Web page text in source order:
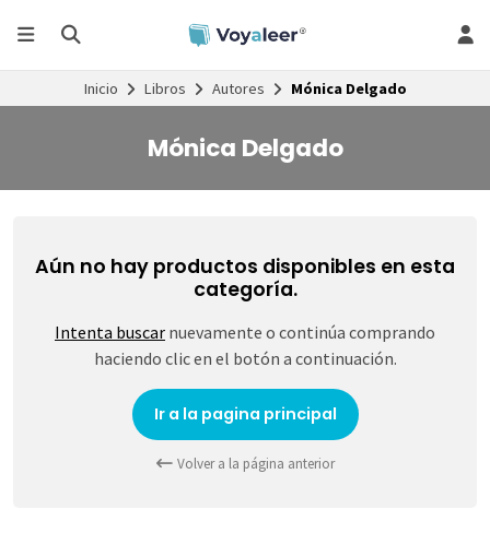
Inicio Libros Autores Mónica Delgado
Mónica Delgado
Aún no hay productos disponibles en esta
categoría.
Intenta buscar nuevamente o continúa comprando
haciendo clic en el botón a continuación.
Ir a la pagina principal
Volver a la página anterior